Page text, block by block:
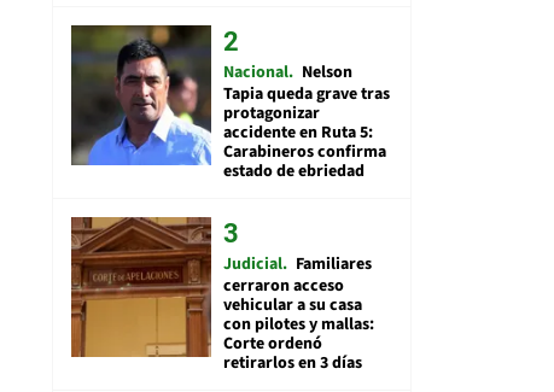
Nacional Nelson
Tapia queda grave tras
protagonizar
accidente en Ruta 5:
Carabineros confirma
estado de ebriedad
Judicial Familiares
cerraron acceso
vehicular a su casa
con pilotes y mallas:
Corte ordenó
retirarlos en 3 días